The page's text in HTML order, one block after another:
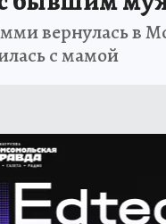
вернулась в
с мамой